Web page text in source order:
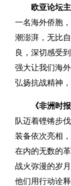
欧亚论坛
一名海外侨胞
潮澎湃，无比
良，深切感受
强大让我们海
弘扬抗战精神
《非洲时
队迈着铿锵步
装备依次亮相
在内的无数的
战火弥漫的岁
他们用行动诠